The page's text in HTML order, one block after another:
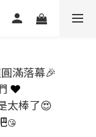
滿落幕🎉
❤️
太棒了😍
😘